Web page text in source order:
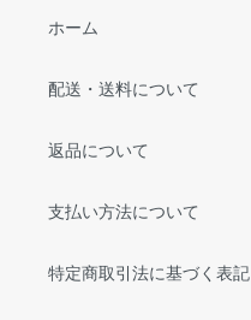
ホーム
配送・送料について
返品について
支払い方法について
特定商取引法に基づく表記